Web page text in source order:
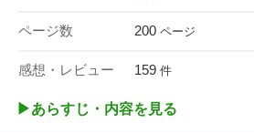
ページ数 200 ページ
感想・レビュー 159 件
▶︎あらすじ・内容を見る